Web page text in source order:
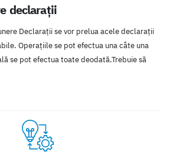
declarații
Declarații se vor prelua acele declarații
Operațiile se pot efectua una câte una
se pot efectua toate deodată.Trebuie să